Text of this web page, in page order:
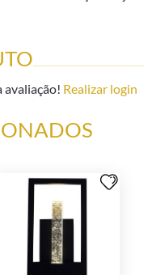
avaliação! Realizar login